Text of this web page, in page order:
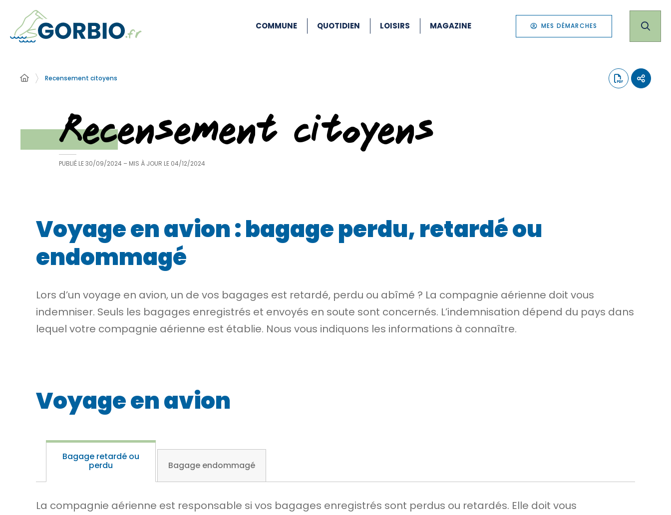
COMMUNE QUOTIDIEN LOISIRS MAGAZINE MES DÉMARCHES
Recensement citoyens
Recensement citoyens
PUBLIÉ LE30/09/2024 – MIS À JOUR LE 04/12/2024
Voyage en avion : bagage perdu, retardé ou
endommagé
Lors d’un voyage en avion, un de vos bagages est retardé, perdu ou abîmé ? La compagnie aérienne doit vous
indemniser. Seuls les bagages enregistrés et envoyés en soute sont concernés. L’indemnisation dépend du pays dans
lequel votre compagnie aérienne est établie. Nous vous indiquons les informations à connaître.
Voyage en avion
Bagage retardé ou
perdu Bagage endommagé
La compagnie aérienne est responsable si vos bagages enregistrés sont perdus ou retardés. Elle doit vous